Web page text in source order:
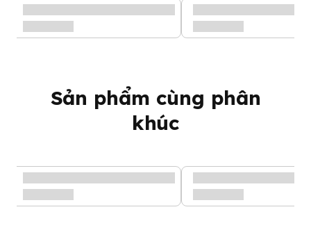
Tăm bông Misuta đầu xoắn và dẹt 200 que
bông Misuta
Tăm bông trẻ em
được làm từ các nguyên liệu an toàn, thân
thiện với môi trường, được rất nhiều bà mẹ lựa chọn.
Sản phẩm cùng phân
khúc